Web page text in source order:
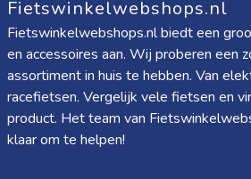
Fietswinkelwebshops.nl
Fietswinkelwebshops.nl biedt een
en accessoires aan. Wij proberen een
assortiment in huis te hebben. Van
racefietsen. Vergelijk vele fietsen en
product. Het team van
klaar om te helpen!